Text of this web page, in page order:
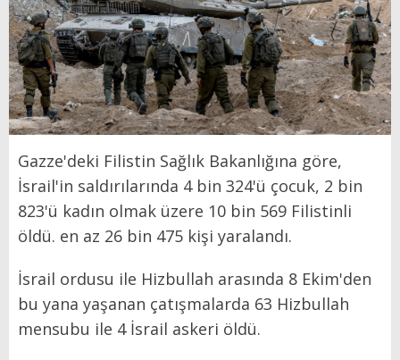
Gazze'deki Filistin Sağlık Bakanlığına göre,
İsrail'in saldırılarında 4 bin 324'ü çocuk, 2 bin
823'ü kadın olmak üzere 10 bin 569 Filistinli
öldü. en az 26 bin 475 kişi yaralandı.
İsrail ordusu ile Hizbullah arasında 8 Ekim'den
bu yana yaşanan çatışmalarda 63 Hizbullah
mensubu ile 4 İsrail askeri öldü.